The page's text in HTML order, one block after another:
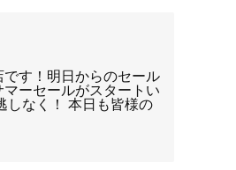
す！明日からのセール
ーセールがスタートい
しなく！ 本日も皆様の